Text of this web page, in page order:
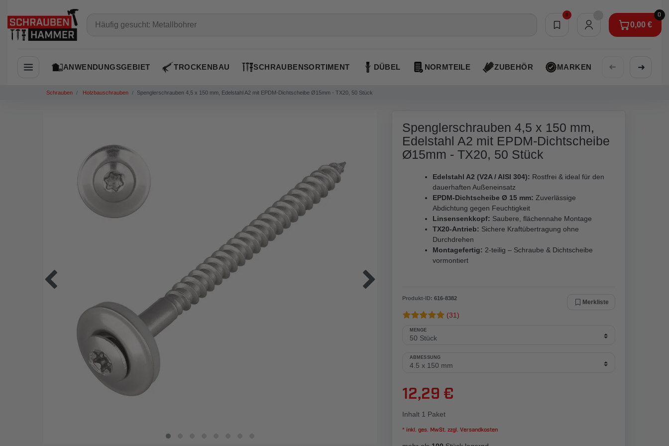
0
Merkliste
0
0,00 €
0,00 €
Navigation öffnen
ANWENDUNGSGEBIET TROCKENBAU SCHRAUBENSORTIMENT DÜBEL NORMTEILE ZUBEHÖR MARKEN AKTIONEN
➜ ➜
Schrauben Holzbauschrauben Spenglerschrauben 4,5 x 150 mm, Edelstahl A2 mit EPDM-Dichtscheibe Ø15mm - TX20, 50 Stück
Spenglerschrauben 4,5 x 150 mm,
Edelstahl A2 mit EPDM-Dichtscheibe
Ø15mm - TX20, 50 Stück
Edelstahl A2 (V2A / AISI 304): Rostfrei & ideal für den
dauerhaften Außeneinsatz
EPDM-Dichtscheibe Ø 15 mm: Zuverlässige
Abdichtung gegen Feuchtigkeit
Linsensenkkopf: Saubere, flächennahe Montage
TX20-Antrieb: Sichere Kraftübertragung ohne
Durchdrehen
Montagefertig: 2-teilig – Schraube & Dichtscheibe
vormontiert
Produkt-ID: 616-8382
Merkliste
(31)
MENGE
ABMESSUNG
12,29 €
Inhalt 1 Paket
* inkl. ges. MwSt. zzgl. Versandkosten